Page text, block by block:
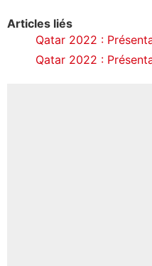
Articles liés
Qatar 2022 :
Qatar 2022 :